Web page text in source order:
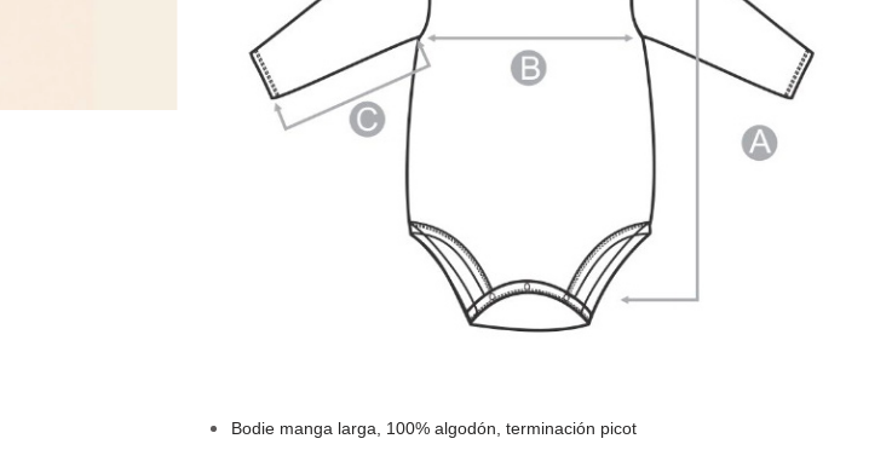
Bodie manga larga, 100% algodón, terminación picot